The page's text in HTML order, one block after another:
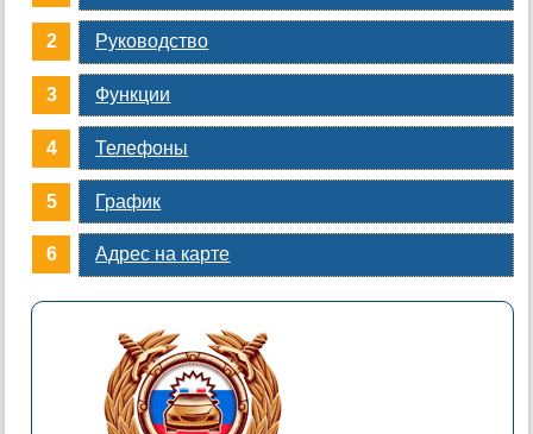
Руководство
Функции
Телефоны
График
Адрес на карте